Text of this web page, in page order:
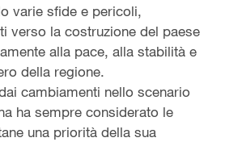
varie sfide e pericoli,
verso la costruzione del paese
alla pace, alla stabilità e
della regione.
cambiamenti nello scenario
ha sempre considerato le
una priorità della sua